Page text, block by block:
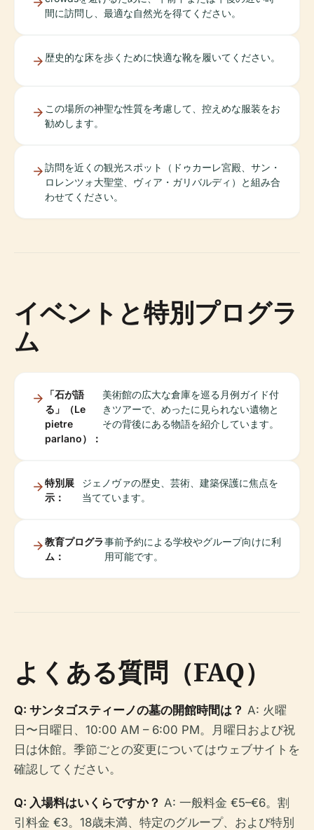
間に訪問し、最適な自然光を得てください。
歴史的な床を歩くために快適な靴を履いてください。
この場所の神聖な性質を考慮して、控えめな服装をお
勧めします。
訪問を近くの観光スポット（ドゥカーレ宮殿、サン・
ロレンツォ大聖堂、ヴィア・ガリバルディ）と組み合
わせてください。
イベントと特別プログラ
ム
「石が語
る」（Le
pietre
parlano）：
美術館の広大な倉庫を巡る月例ガイド付
きツアーで、めったに見られない遺物と
その背後にある物語を紹介しています。
特別展
示：
ジェノヴァの歴史、芸術、建築保護に焦点を
当てています。
教育プログラ
ム：
事前予約による学校やグループ向けに利
用可能です。
よくある質問（FAQ）
Q: サンタゴスティーノの墓の開館時間は？ A: 火曜
日〜日曜日、10:00 AM – 6:00 PM。月曜日および祝
日は休館。季節ごとの変更についてはウェブサイトを
確認してください。
Q: 入場料はいくらですか？ A: 一般料金 €5–€6。割
引料金 €3。18歳未満、特定のグループ、および特別